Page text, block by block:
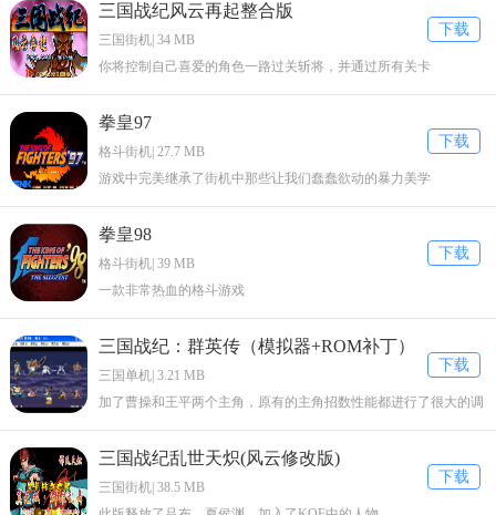
下载
三国战纪风云再起整合版
三国街机| 34 MB
你将控制自己喜爱的角色一路过关斩将，并通过所有关卡
下载
拳皇97
格斗街机| 27.7 MB
游戏中完美继承了街机中那些让我们蠢蠢欲动的暴力美学
下载
拳皇98
格斗街机| 39 MB
一款非常热血的格斗游戏
下载
三国战纪：群英传（模拟器+ROM补丁）
三国单机| 3.21 MB
加了曹操和王平两个主角，原有的主角招数性能都进行了很大的调
下载
三国战纪乱世天炽(风云修改版)
三国街机| 38.5 MB